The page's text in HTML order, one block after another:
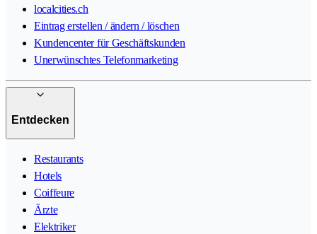
localcities.ch
Eintrag erstellen / ändern / löschen
Kundencenter für Geschäftskunden
Unerwünschtes Telefonmarketing
Entdecken
Restaurants
Hotels
Coiffeure
Ärzte
Elektriker